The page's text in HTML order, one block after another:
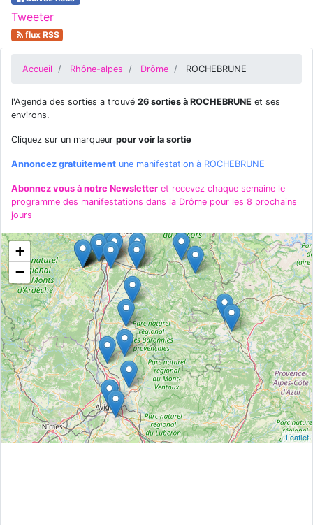
Tweeter
flux RSS
Accueil Rhône-alpes Drôme ROCHEBRUNE
l'Agenda des sorties a trouvé 26 sorties à ROCHEBRUNE et ses
environs.
Cliquez sur un marqueur pour voir la sortie
Annoncez gratuitement une manifestation à ROCHEBRUNE
Abonnez vous à notre Newsletter et recevez chaque semaine le
programme des manifestations dans la Drôme pour les 8 prochains
jours
+
−
Leaflet